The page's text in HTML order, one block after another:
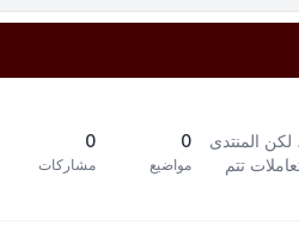
لكن المنتدى
تتم
0
مواضيع
0
مشاركات